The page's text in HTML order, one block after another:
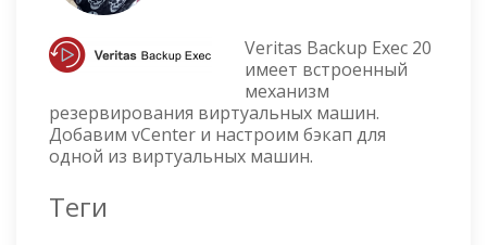
EXEC
20
—
НАСТРАИВАЕМ
РЕЗЕРВИРОВАНИЕ
Veritas Backup Exec 20
имеет встроенный
механизм
резервирования виртуальных машин.
Добавим vCenter и настроим бэкап для
одной из виртуальных машин.
Теги